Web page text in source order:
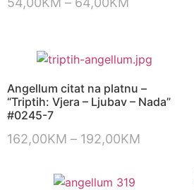
Angellum citat na platnu –
“Triptih: Vjera – Ljubav – Nada”
#0245-7
162,00KM – 192,00KM